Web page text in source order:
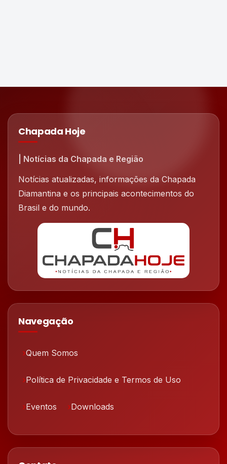
Chapada Hoje
| Notícias da Chapada e Região
Notícias atualizadas, informações da Chapada
Diamantina e os principais acontecimentos do
Brasil e do mundo.
Navegação
Quem Somos
Política de Privacidade e Termos de Uso
Eventos Downloads